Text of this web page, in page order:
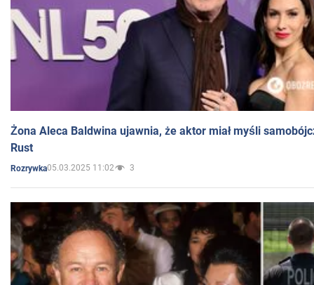
Żona Aleca Baldwina ujawnia, że aktor miał myśli
Rust
Rozrywka05.03.2025 11:02 3